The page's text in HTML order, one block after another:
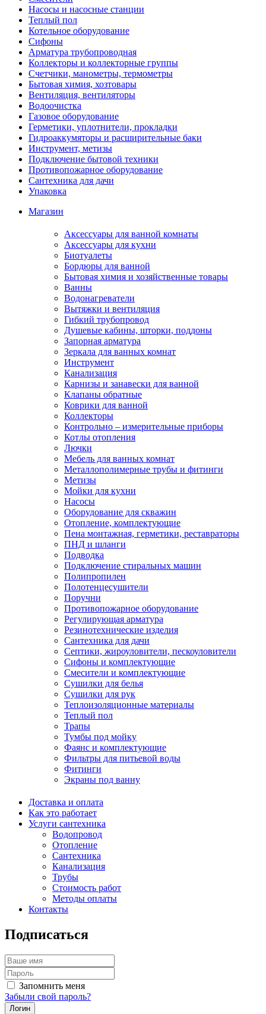
Насосы и насосные станции
Теплый пол
Котельное оборудование
Сифоны
Арматура трубопроводная
Коллекторы и коллекторные группы
Счетчики, манометры, термометры
Бытовая химия, хозтовары
Вентиляция, вентиляторы
Водоочистка
Газовое оборудование
Герметики, уплотнители, прокладки
Гидроаккумяторы и расширительные баки
Инструмент, метизы
Подключение бытовой техники
Противопожарное оборудование
Сантехника для дачи
Упаковка
Магазин
Аксессуары для ванной комнаты
Аксессуары для кухни
Биотуалеты
Бордюры для ванной
Бытовая химия и хозяйственные товары
Ванны
Водонагреватели
Вытяжки и вентиляция
Гибкий трубопровод
Душевые кабины, шторки, поддоны
Запорная арматура
Зеркала для ванных комнат
Инструмент
Канализация
Карнизы и занавески для ванной
Клапаны обратные
Коврики для ванной
Коллекторы
Контрольно – измерительные приборы
Котлы отопления
Лючки
Мебель для ванных комнат
Металлополимерные трубы и фитинги
Метизы
Мойки для кухни
Насосы
Оборудование для скважин
Отопление, комплектующие
Пена монтажная, герметики, реставраторы
ПНД и шланги
Подводка
Подключение стиральных машин
Полипропилен
Полотенцесушители
Поручни
Противопожарное оборудование
Регулирующая арматура
Резинотехнические изделия
Сантехника для дачи
Септики, жироуловители, пескоуловители
Сифоны и комплектующие
Смесители и комплектующие
Сушилки для белья
Сушилки для рук
Теплоизоляционные материалы
Теплый пол
Трапы
Тумбы под мойку
Фаянс и комплектующие
Фильтры для питьевой воды
Фитинги
Экраны под ванну
Доставка и оплата
Как это работает
Услуги сантехника
Водопровод
Отопление
Сантехника
Канализация
Трубы
Стоимость работ
Методы оплаты
Контакты
Подписаться
Запомнить меня
Забыли свой пароль?